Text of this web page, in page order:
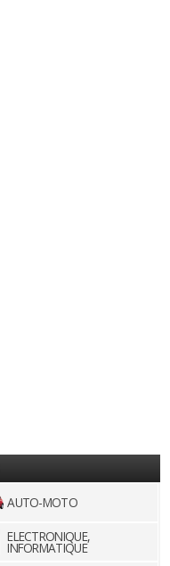
AUTO-MOTO
ELECTRONIQUE,
INFORMATIQUE